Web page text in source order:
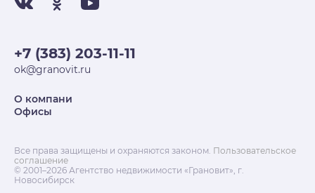
+7 (383) 203-11-11
ok@granovit.ru
О компани
Офисы
Все права защищены и охраняются законом. Пользовательское
соглашение
© 2001–2026 Агентство недвижимости «Грановит», г.
Новосибирск